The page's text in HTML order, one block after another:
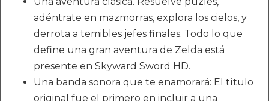
adéntrate en mazmorras, explora los cielos, y
derrota a temibles jefes finales. Todo lo que
define una gran aventura de Zelda está
presente en Skyward Sword HD.
Una banda sonora que te enamorará: El título
original fue el primero en incluir a una